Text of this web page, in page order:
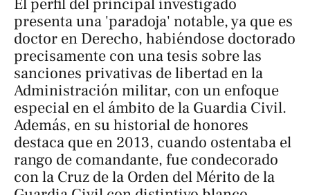
El perfil del principal investigado
presenta una 'paradoja' notable, ya que es
doctor en Derecho, habiéndose doctorado
precisamente con una tesis sobre las
sanciones privativas de libertad en la
Administración militar, con un enfoque
especial en el ámbito de la Guardia Civil.
Además, en su historial de honores
destaca que en 2013, cuando ostentaba el
rango de comandante, fue condecorado
con la Cruz de la Orden del Mérito de la